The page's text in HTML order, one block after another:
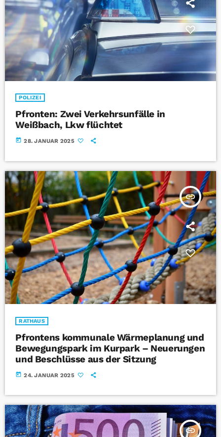
POLIZEI
Pfronten: Zwei Verkehrsunfälle in
Weißbach, Lkw flüchtet
today 28. JANUAR 2025
insert_link
RATHAUS
Pfrontens kommunale Wärmeplanung und
Bewegungspark im Kurpark – Neuerungen
und Beschlüsse aus der Sitzung
today 24. JANUAR 2025
insert_link